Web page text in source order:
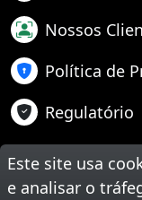
Este site usa
e analisar o
Nossos
Política de
Regulatório
Suporte
Teste Sua